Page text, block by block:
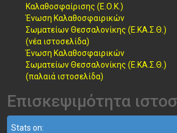
Καλαθοσφαίρισης (Ε.Ο.Κ.)
Ένωση Καλαθοσφαιρικών
Σωματείων Θεσσαλονίκης (Ε.ΚΑ.Σ.Θ.)
(νέα ιστοσελίδα)
Ένωση Καλαθοσφαιρικών
Σωματείων Θεσσαλονίκης (Ε.ΚΑ.Σ.Θ.)
(παλαιά ιστοσελίδα)
Επισκεψιμότητα
Stats on: